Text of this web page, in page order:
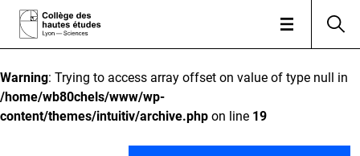
Warning: Trying to access array offset on value of type null in
/home/wb80chels/www/wp-
content/themes/intuitiv/archive.php on line 19